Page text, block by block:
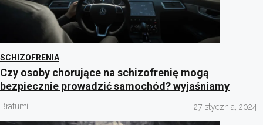
SCHIZOFRENIA
Czy osoby chorujące na schizofrenię mogą
bezpiecznie prowadzić samochód? wyjaśniamy
Bratumil 27 stycznia, 2024